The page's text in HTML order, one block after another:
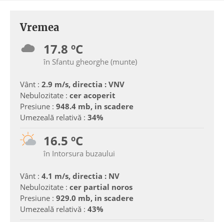
Vremea
17.8 ºC
în Sfantu gheorghe (munte)
Vânt : 2.9 m/s, directia : VNV
Nebulozitate : cer acoperit
Presiune : 948.4 mb, in scadere
Umezeală relativă : 34%
16.5 ºC
în Intorsura buzaului
Vânt : 4.1 m/s, directia : NV
Nebulozitate : cer partial noros
Presiune : 929.0 mb, in scadere
Umezeală relativă : 43%